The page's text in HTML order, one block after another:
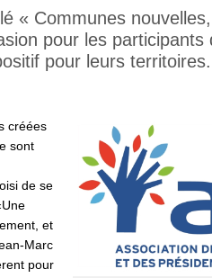
« Communes
pour les participants
pour leurs territoires.
créées
sont
de se
et
Marc
pour